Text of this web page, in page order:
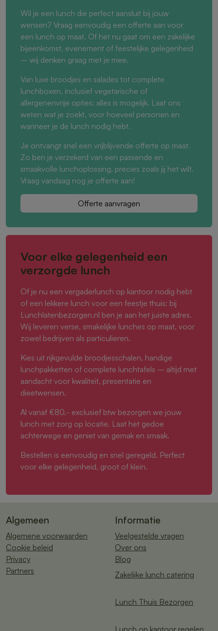
Wil je een lunch die perfect aansluit bij jouw
wensen? Vraag eenvoudig een offerte aan voor
een lunch op maat. Of het nu gaat om een zakelijke
bijeenkomst, evenement of feestelijke gelegenheid
– wij denken graag met je mee.
Van luxe broodjes en salades tot complete
lunchboxen, inclusief vegetarische of
allergenenvrije opties: alles is mogelijk. Laat ons
weten wat je zoekt, voor hoeveel personen en
wanneer je de lunch nodig hebt.
Je ontvangt snel een vrijblijvende offerte op maat.
Zo ben je verzekerd van een passende en
smaakvolle lunchoplossing, precies zoals jij het wilt.
Vraag vandaag nog je offerte aan!
Offerte aanvragen
Voor elke gelegenheid een
verzorgde lunch
Of je nu een vergaderlunch op kantoor nodig hebt
of een lekkere lunch voor een feestje thuis: bij
Lunchlatenbezorgen.nl ben je aan het juiste adres.
Wij leveren verse, smakelijke lunches op maat, voor
zowel bedrijven als particulieren.
Kies uit rijkgevulde broodjesschalen, handige
lunchpakketten of complete lunchtafels – altijd met
aandacht voor kwaliteit, presentatie en
dieetwensen.
Al vanaf €80,- exclusief btw bezorgen we jouw
lunch met zorg op locatie. Laat het gedoe
achterwege en geniet van gemak en smaak.
Bestellen is eenvoudig en snel geregeld. Perfect
voor elke gelegenheid, groot of klein.
Algemeen
Algemene voorwaarden
Cookie beleid
Privacy
Partners
Informatie
Veelgestelde vragen
Over ons
Blog
Zakelijke lunch catering
Lunch Thuis Bezorgen